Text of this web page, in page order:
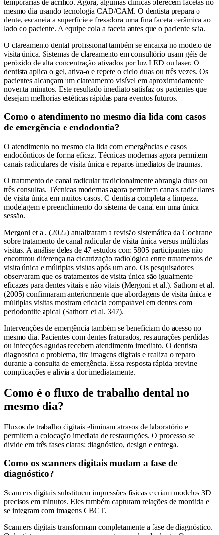
temporárias de acrílico. Agora, algumas clínicas oferecem facetas no
mesmo dia usando tecnologia CAD/CAM. O dentista prepara o
dente, escaneia a superfície e fresadora uma fina faceta cerâmica ao
lado do paciente. A equipe cola a faceta antes que o paciente saia.
O clareamento dental profissional também se encaixa no modelo de
visita única. Sistemas de clareamento em consultório usam géis de
peróxido de alta concentração ativados por luz LED ou laser. O
dentista aplica o gel, ativa-o e repete o ciclo duas ou três vezes. Os
pacientes alcançam um clareamento visível em aproximadamente
noventa minutos. Este resultado imediato satisfaz os pacientes que
desejam melhorias estéticas rápidas para eventos futuros.
Como o atendimento no mesmo dia lida com casos
de emergência e endodontia?
O atendimento no mesmo dia lida com emergências e casos
endodônticos de forma eficaz. Técnicas modernas agora permitem
canais radiculares de visita única e reparos imediatos de traumas.
O tratamento de canal radicular tradicionalmente abrangia duas ou
três consultas. Técnicas modernas agora permitem canais radiculares
de visita única em muitos casos. O dentista completa a limpeza,
modelagem e preenchimento do sistema de canal em uma única
sessão.
Mergoni et al. (2022) atualizaram a revisão sistemática da Cochrane
sobre tratamento de canal radicular de visita única versus múltiplas
visitas. A análise deles de 47 estudos com 5805 participantes não
encontrou diferença na cicatrização radiológica entre tratamentos de
visita única e múltiplas visitas após um ano. Os pesquisadores
observaram que os tratamentos de visita única são igualmente
eficazes para dentes vitais e não vitais (Mergoni et al.). Sathorn et al.
(2005) confirmaram anteriormente que abordagens de visita única e
múltiplas visitas mostram eficácia comparável em dentes com
periodontite apical (Sathorn et al. 347).
Intervenções de emergência também se beneficiam do acesso no
mesmo dia. Pacientes com dentes fraturados, restaurações perdidas
ou infecções agudas recebem atendimento imediato. O dentista
diagnostica o problema, tira imagens digitais e realiza o reparo
durante a consulta de emergência. Essa resposta rápida previne
complicações e alivia a dor imediatamente.
Como é o fluxo de trabalho dental no
mesmo dia?
Fluxos de trabalho digitais eliminam atrasos de laboratório e
permitem a colocação imediata de restaurações. O processo se
divide em três fases claras: diagnóstico, design e entrega.
Como os scanners digitais mudam a fase de
diagnóstico?
Scanners digitais substituem impressões físicas e criam modelos 3D
precisos em minutos. Eles também capturam relações de mordida e
se integram com imagens CBCT.
Scanners digitais transformam completamente a fase de diagnóstico.